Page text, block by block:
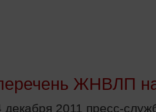
ЖНВЛП
декабря 2011 пресс-